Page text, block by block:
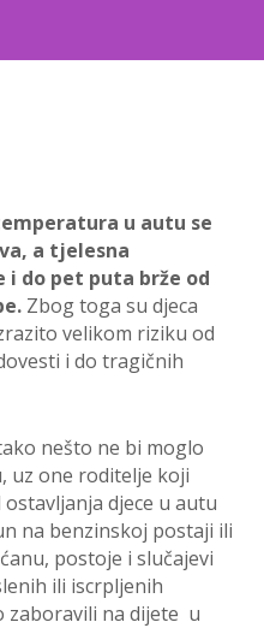
u autu se
a tjelesna
i do pet puta brže od
Zbog toga su djeca
velikom riziku od
i do tragičnih
nešto ne bi moglo
uz one roditelje koji
djece u autu
na benzinskoj postaji ili
postoje i slučajevi
ili iscrpljenih
zaboravili na dijete u